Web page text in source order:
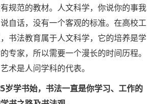
规范的教材。人文科学，你说你的事我
自话，没有一个客观的标准。在高校工
书法教育属于人文科学，它的培养是学
专家，所以需要一个漫长的时间历程。
术是人问学科的代表。
岁学书始，书法一直是你学习、工作的